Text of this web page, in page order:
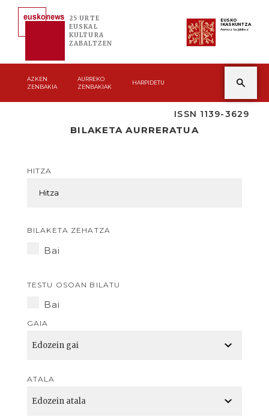
25 URTE
EUSKAL
KULTURA
ZABALTZEN
EUSKO
IKASKUNTZA
Asmoz ta jakitez
AZKEN
ZENBAKIA
AURREKO
ZENBAKIAK
HARPIDETU
ISSN 1139-3629
BILAKETA AURRERATUA
HITZA
BILAKETA ZEHATZA
Bai
TESTU OSOAN BILATU
Bai
GAIA
ATALA